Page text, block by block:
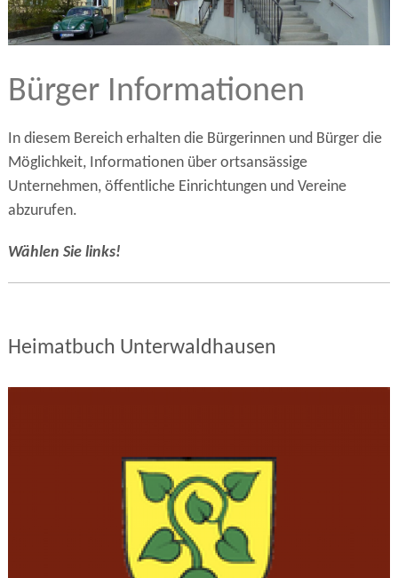
Bürger Informationen
In diesem Bereich erhalten die Bürgerinnen und Bürger die
Möglichkeit, Informationen über ortsansässige
Unternehmen, öffentliche Einrichtungen und Vereine
abzurufen.
Wählen Sie links!
Heimatbuch Unterwaldhausen